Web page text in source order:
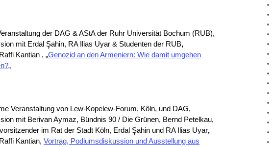
der DAG & AStA der Ruhr Universität Bochum (RUB),
mit Erdal Şahin, RA Ilias Uyar & Studenten der RUB,
Kantian , „Genozid an den Armeniern: Wie damit umgehen
„
Veranstaltung von Lew-Kopelew-Forum, Köln, und DAG,
mit Berivan Aymaz, Bündnis 90 / Die Grünen, Bernd Petelkau,
im Rat der Stadt Köln, Erdal Şahin und RA Ilias Uyar,
Kantian, Vortrag, Podiumsdiskussion und Ausstellung aus